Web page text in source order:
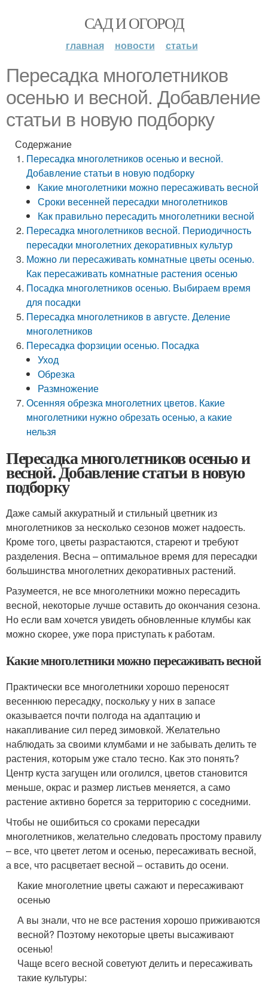
САД И ОГОРОД
главная новости статьи
Пересадка многолетников
осенью и весной. Добавление
статьи в новую подборку
Содержание
Пересадка многолетников осенью и весной.
Добавление статьи в новую подборку
Какие многолетники можно пересаживать весной
Сроки весенней пересадки многолетников
Как правильно пересадить многолетники весной
Пересадка многолетников весной. Периодичность
пересадки многолетних декоративных культур
Можно ли пересаживать комнатные цветы осенью.
Как пересаживать комнатные растения осенью
Посадка многолетников осенью. Выбираем время
для посадки
Пересадка многолетников в августе. Деление
многолетников
Пересадка форзиции осенью. Посадка
Уход
Обрезка
Размножение
Осенняя обрезка многолетних цветов. Какие
многолетники нужно обрезать осенью, а какие
нельзя
Пересадка многолетников осенью и
весной. Добавление статьи в новую
подборку
Даже самый аккуратный и стильный цветник из
многолетников за несколько сезонов может надоесть.
Кроме того, цветы разрастаются, стареют и требуют
разделения. Весна – оптимальное время для пересадки
большинства многолетних декоративных растений.
Разумеется, не все многолетники можно пересадить
весной, некоторые лучше оставить до окончания сезона.
Но если вам хочется увидеть обновленные клумбы как
можно скорее, уже пора приступать к работам.
Какие многолетники можно пересаживать весной
Практически все многолетники хорошо переносят
весеннюю пересадку, поскольку у них в запасе
оказывается почти полгода на адаптацию и
накапливание сил перед зимовкой. Желательно
наблюдать за своими клумбами и не забывать делить те
растения, которым уже стало тесно. Как это понять?
Центр куста загущен или оголился, цветов становится
меньше, окрас и размер листьев меняется, а само
растение активно борется за территорию с соседними.
Чтобы не ошибиться со сроками пересадки
многолетников, желательно следовать простому правилу
– все, что цветет летом и осенью, пересаживать весной,
а все, что расцветает весной – оставить до осени.
Какие многолетние цветы сажают и пересаживают
осенью
А вы знали, что не все растения хорошо приживаются
весной? Поэтому некоторые цветы высаживают
осенью!
Чаще всего весной советуют делить и пересаживать
такие культуры: